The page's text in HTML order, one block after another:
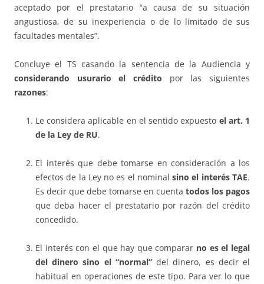
aceptado por el prestatario “a causa de su situación
angustiosa, de su inexperiencia o de lo limitado de sus
facultades mentales”.
Concluye el TS casando la sentencia de la Audiencia y
considerando usurario el crédito por las siguientes
razones:
Le considera aplicable en el sentido expuesto el art. 1
de la Ley de RU.
El interés que debe tomarse en consideración a los
efectos de la Ley no es el nominalsino el interés TAE.
Es decir que debe tomarse en cuenta todos los pagos
que deba hacer el prestatario por razón del crédito
concedido.
El interés con el que hay que comparar no es el legal
del dinero sino el “normal”del dinero, es decir el
habitual en operaciones de este tipo. Para ver lo que